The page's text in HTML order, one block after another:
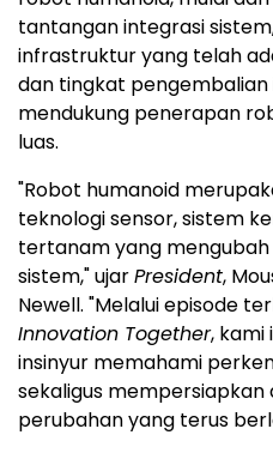
tantangan integrasi
infrastruktur yang telah
dan tingkat pengembalian
mendukung penerapan
luas.
"Robot humanoid
teknologi sensor, sistem
tertanam yang
sistem," ujarPresident,
Newell. "Melalui episode
Innovation Together,
insinyur memahami
sekaligus mempersiapkan
perubahan yang terus